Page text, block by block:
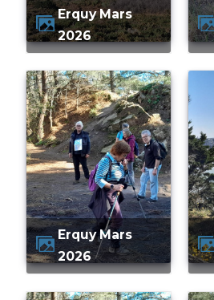
Erquy Mars
2026
Erquy Mars
2026